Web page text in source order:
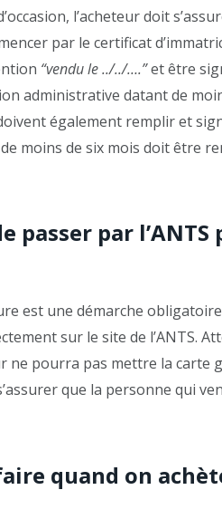
l’acheteur doit
par le certificat
“vendu le ../../….”et être
administrative datant de
également remplir et
moins de six mois doit être
passer par
est une démarche
sur le site de l’ANTS.
ne pourra pas mettre la carte
que la personne qui
quand on